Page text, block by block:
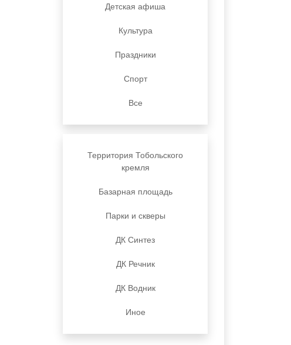
Детская афиша
Культура
Праздники
Спорт
Все
Территория Тобольского
кремля
Базарная площадь
Парки и скверы
ДК Синтез
ДК Речник
ДК Водник
Иное